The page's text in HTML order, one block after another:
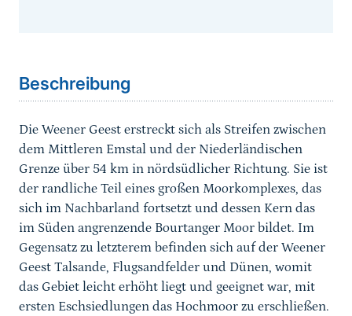
Beschreibung
Die Weener Geest erstreckt sich als Streifen zwischen
dem Mittleren Emstal und der Niederländischen
Grenze über 54 km in nördsüdlicher Richtung. Sie ist
der randliche Teil eines großen Moorkomplexes, das
sich im Nachbarland fortsetzt und dessen Kern das
im Süden angrenzende Bourtanger Moor bildet. Im
Gegensatz zu letzterem befinden sich auf der Weener
Geest Talsande, Flugsandfelder und Dünen, womit
das Gebiet leicht erhöht liegt und geeignet war, mit
ersten Eschsiedlungen das Hochmoor zu erschließen.